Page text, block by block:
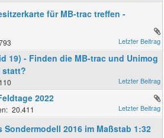
für MB-trac treffen -
19) - Finden die MB-trac und Unimog
statt?
2022
20.411
Sondermodell 2016 im Maßstab 1:32